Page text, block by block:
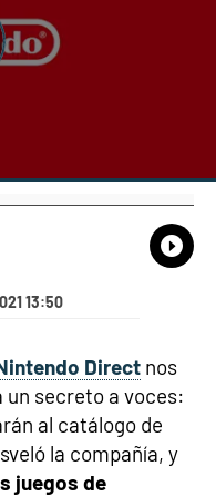
13:50
Direct nos
un secreto a voces:
al catálogo de
la compañía, y
juegos de